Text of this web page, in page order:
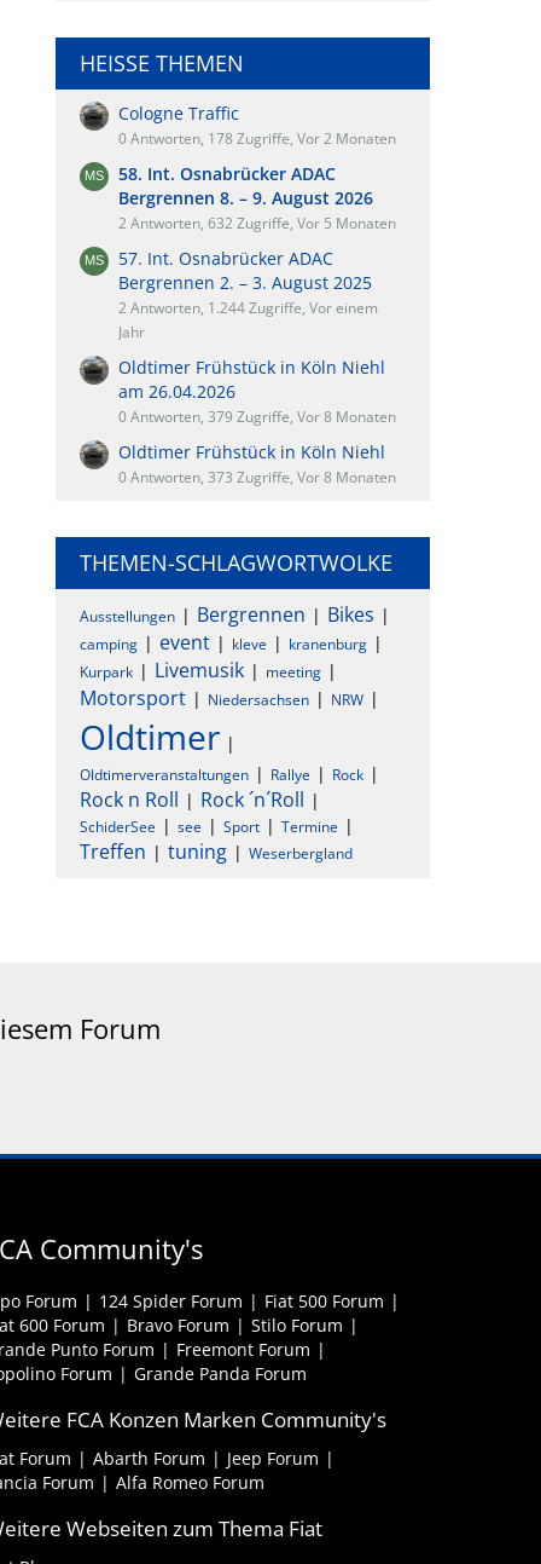
HEISSE THEMEN
Cologne Traffic
0 Antworten, 178 Zugriffe, Vor 2 Monaten
58. Int. Osnabrücker ADAC
Bergrennen 8. – 9. August 2026
2 Antworten, 632 Zugriffe, Vor 5 Monaten
57. Int. Osnabrücker ADAC
Bergrennen 2. – 3. August 2025
2 Antworten, 1.244 Zugriffe, Vor einem
Jahr
Oldtimer Frühstück in Köln Niehl
am 26.04.2026
0 Antworten, 379 Zugriffe, Vor 8 Monaten
Oldtimer Frühstück in Köln Niehl
0 Antworten, 373 Zugriffe, Vor 8 Monaten
THEMEN-SCHLAGWORTWOLKE
Ausstellungen Bergrennen Bikes
camping event kleve
kranenburg
Kurpark
Livemusik meeting
Motorsport Niedersachsen NRW
Oldtimer
Oldtimerveranstaltungen Rallye Rock
Rock n Roll Rock ´n´Roll
SchiderSee see Sport Termine
Treffen tuning Weserbergland
Forum
Community's
Forum 124 Spider Forum
Fiat 500 Forum
600 Forum
Bravo Forum
Stilo Forum
Punto Forum
Freemont Forum
Forum
Grande Panda Forum
FCA Konzen Marken Community's
Forum Abarth Forum
Jeep Forum
Forum
Alfa Romeo Forum
Webseiten zum Thema Fiat